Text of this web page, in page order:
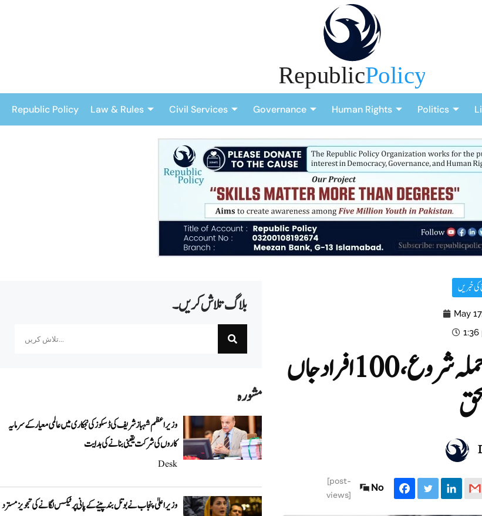
Republic Policy Law & Rules Civil Services Governance Human Rights Politics
بلاگ تلاش کریں۔
مشورہ
وزیراعظم شہباز شریف کی ڈسکوز کی نجکاری میں عالمی معیار کے سرمایہ
کاروں کی شرکت یقینی بنانے کی ہدایت
Desk
وزیراعلیٰ پنجاب نے بوتل بند پینے کے پانی پر ٹیکس لگانے کی تجویز مسترد
خبریں
May
1:36
اسرائیل کا غزہ میں نیا فوجی حملہ شروع، 100 افراد جاں
[post-
views]
No